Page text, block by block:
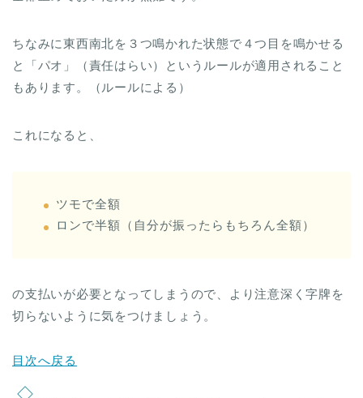
ちなみに東西南北を３つ鳴かれた状態で４つ目を鳴かせる
と「パオ」（責任はらい）というルールが適用されること
もあります。（ルールによる）
これになると、
ツモで全額
ロンで半額（自分が振ったらもちろん全額）
の支払いが必要となってしまうので、より注意深く字牌を
切らないように気をつけましょう。
目次へ戻る